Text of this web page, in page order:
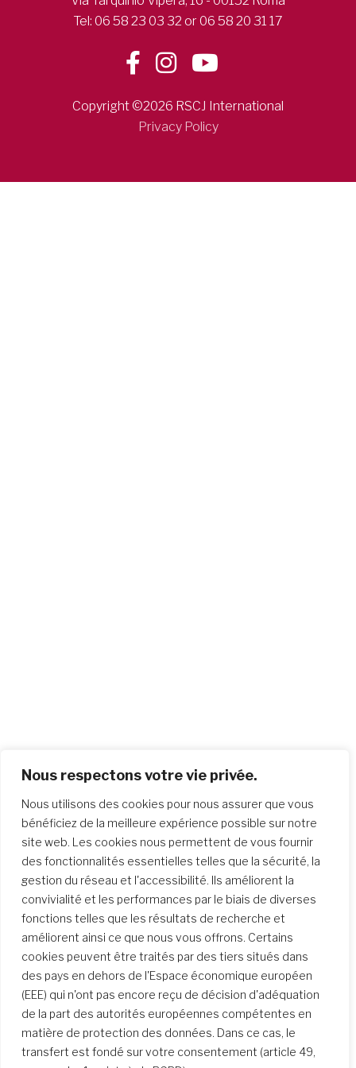
Nous respectons votre vie privée.
Nous utilisons des cookies pour nous assurer que vous
bénéficiez de la meilleure expérience possible sur notre
site web. Les cookies nous permettent de vous fournir
des fonctionnalités essentielles telles que la sécurité, la
gestion du réseau et l'accessibilité. Ils améliorent la
convivialité et les performances par le biais de diverses
fonctions telles que les résultats de recherche et
améliorent ainsi ce que nous vous offrons. Certains
cookies peuvent être traités par des tiers situés dans
des pays en dehors de l'Espace économique européen
(EEE) qui n'ont pas encore reçu de décision d'adéquation
de la part des autorités européennes compétentes en
matière de protection des données. Dans ce cas, le
transfert est fondé sur votre consentement (article 49,
Tel: 06 58 23 03 32 or 06 58 20 31 17
Copyright ©2026 RSCJ International
Privacy Policy